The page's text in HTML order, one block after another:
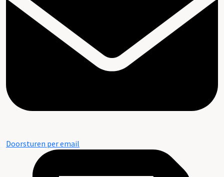
Doorsturen per email